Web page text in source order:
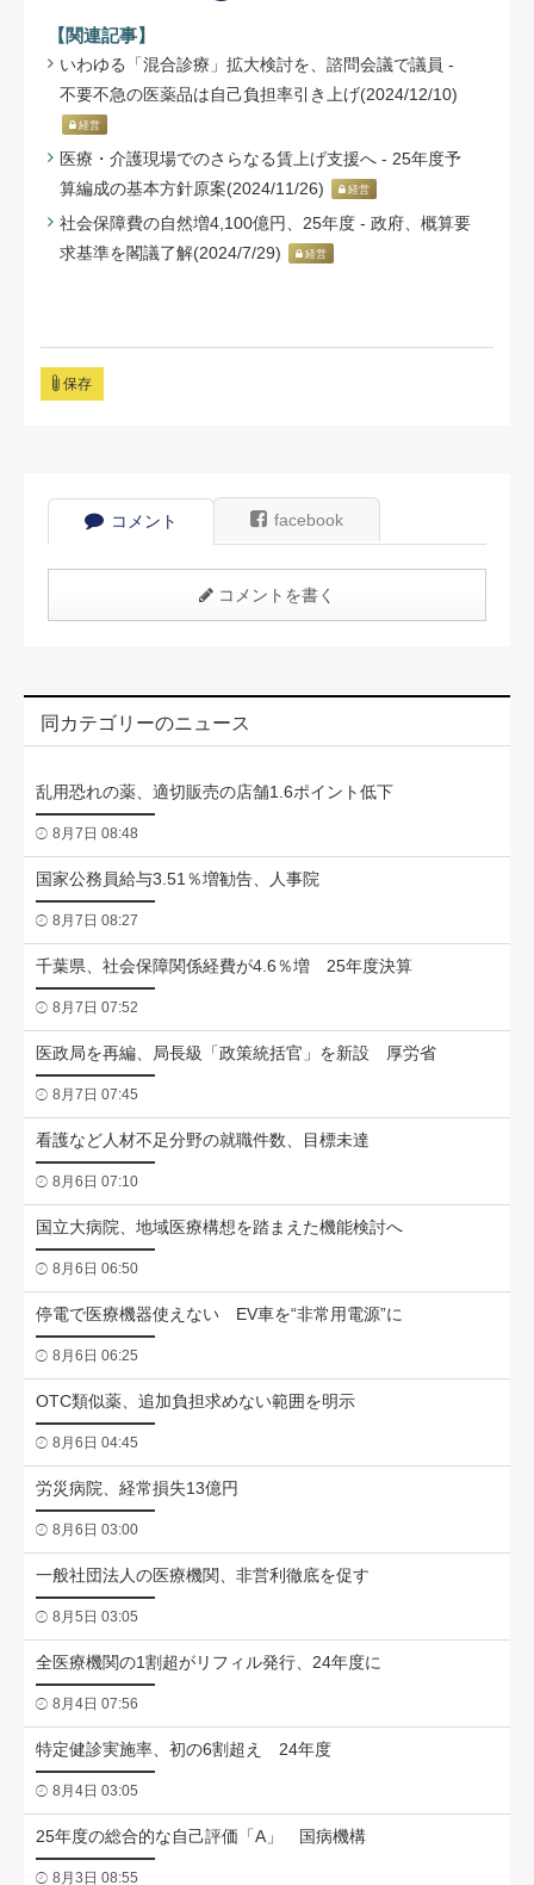
【関連記事】
いわゆる「混合診療」拡大検討を、諮問会議で議員 -
不要不急の医薬品は自己負担率引き上げ(2024/12/10)
経営
医療・介護現場でのさらなる賃上げ支援へ - 25年度予
算編成の基本方針原案(2024/11/26)
経営
社会保障費の自然増4,100億円、25年度 - 政府、概算要
求基準を閣議了解(2024/7/29)
経営
保存
コメント facebook
コメントを書く
同カテゴリーのニュース
乱用恐れの薬、適切販売の店舗1.6ポイント低下
8月7日 08:48
国家公務員給与3.51％増勧告、人事院
8月7日 08:27
千葉県、社会保障関係経費が4.6％増 25年度決算
8月7日 07:52
医政局を再編、局長級「政策統括官」を新設 厚労省
8月7日 07:45
看護など人材不足分野の就職件数、目標未達
8月6日 07:10
国立大病院、地域医療構想を踏まえた機能検討へ
8月6日 06:50
停電で医療機器使えない EV車を“非常用電源”に
8月6日 06:25
OTC類似薬、追加負担求めない範囲を明示
8月6日 04:45
労災病院、経常損失13億円
8月6日 03:00
一般社団法人の医療機関、非営利徹底を促す
8月5日 03:05
全医療機関の1割超がリフィル発行、24年度に
8月4日 07:56
特定健診実施率、初の6割超え 24年度
8月4日 03:05
25年度の総合的な自己評価「A」 国病機構
8月3日 08:55